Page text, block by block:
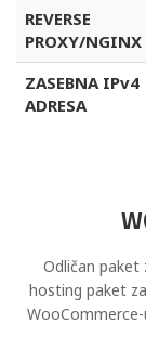
REVERSE
PROXY/NGINX
ZASEBNA IPv4
ADRESA
Odličan paket
hosting paket